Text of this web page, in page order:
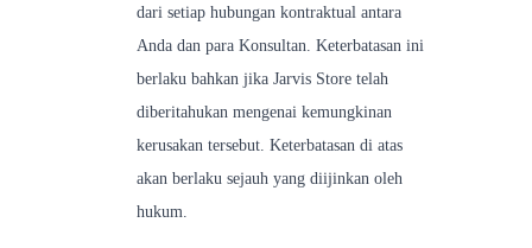
dari setiap hubungan kontraktual antara
Anda dan para Konsultan. Keterbatasan ini
berlaku bahkan jika Jarvis Store telah
diberitahukan mengenai kemungkinan
kerusakan tersebut. Keterbatasan di atas
akan berlaku sejauh yang diijinkan oleh
hukum.